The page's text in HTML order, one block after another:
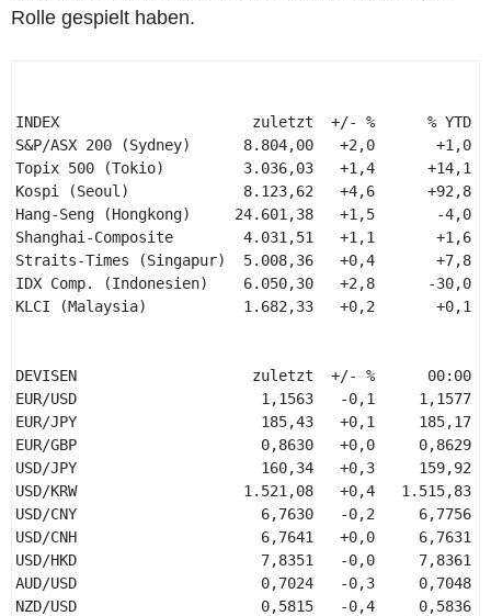
Rolle gespielt haben.
INDEX                      zuletzt  +/- %      % YTD
S&P/ASX 200 (Sydney)      8.804,00   +2,0
Topix 500 (Tokio)         3.036,03   +1,4
Kospi (Seoul)             8.123,62   +4,6
Hang-Seng (Hongkong)     24.601,38   +1,5       -
Shanghai-Composite        4.031,51   +1,1
Straits-Times (Singapur)  5.008,36   +0,4
IDX Comp. (Indonesien)    6.050,30   +2,8      -
KLCI (Malaysia)           1.682,33   +0,2
DEVISEN                    zuletzt  +/- %      00:00
EUR/USD                     1,1563   -0,1
EUR/JPY                     185,43   +0,1     185,17
EUR/GBP                     0,8630   +0,0
USD/JPY                     160,34   +0,3     159,92
USD/KRW                   1.521,08   +0,4
USD/CNY                     6,7630   -0,2
USD/CNH                     6,7641   +0,0
USD/HKD                     7,8351   -0,0
AUD/USD                     0,7024   -0,3     0,7048
NZD/USD                     0,5815   -0,4     0,5836